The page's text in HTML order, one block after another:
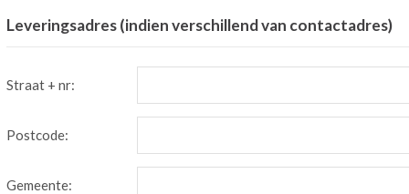
Leveringsadres (indien verschillend van contactadres)
Straat + nr:
Postcode:
Gemeente: